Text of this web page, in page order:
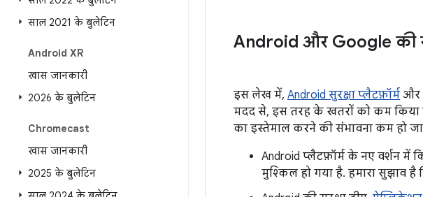
साल 2021 के बुलेटिन
Android XR
खास जानकारी
2026 के बुलेटिन
Chromecast
खास जानकारी
2025 के बुलेटिन
Android और Google
इस लेख में, Android सुरक्षा प्लैटफ़ॉर्म और
मदद से, इस तरह के खतरों को कम किया
का इस्तेमाल करने की संभावना कम हो
Android प्लैटफ़ॉर्म के नए वर्शन
मुश्किल हो गया है. हमारा सुझाव